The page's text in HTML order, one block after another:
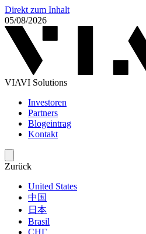
Direkt zum Inhalt
05/08/2026
VIAVI Solutions
Investoren
Partners
Blogeintrag
Kontakt
Zurück
United States
中国
日本
Brasil